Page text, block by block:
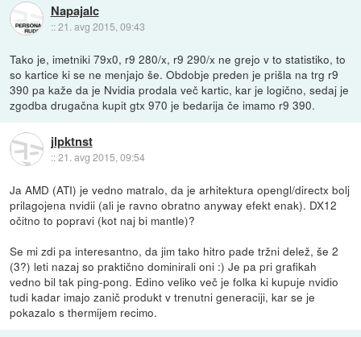
Napajalc
::21. avg 2015, 09:43
Tako je, imetniki 79x0, r9 280/x, r9 290/x ne grejo v to statistiko, to
so kartice ki se ne menjajo še. Obdobje preden je prišla na trg r9
390 pa kaže da je Nvidia prodala več kartic, kar je logično, sedaj je
zgodba drugačna kupit gtx 970 je bedarija če imamo r9 390.
jlpktnst
::21. avg 2015, 09:54
Ja AMD (ATI) je vedno matralo, da je arhitektura opengl/directx bolj
prilagojena nvidii (ali je ravno obratno anyway efekt enak). DX12
očitno to popravi (kot naj bi mantle)?
Se mi zdi pa interesantno, da jim tako hitro pade tržni delež, še 2
(3?) leti nazaj so praktično dominirali oni :) Je pa pri grafikah
vedno bil tak ping-pong. Edino veliko več je folka ki kupuje nvidio
tudi kadar imajo zanič produkt v trenutni generaciji, kar se je
pokazalo s thermijem recimo.